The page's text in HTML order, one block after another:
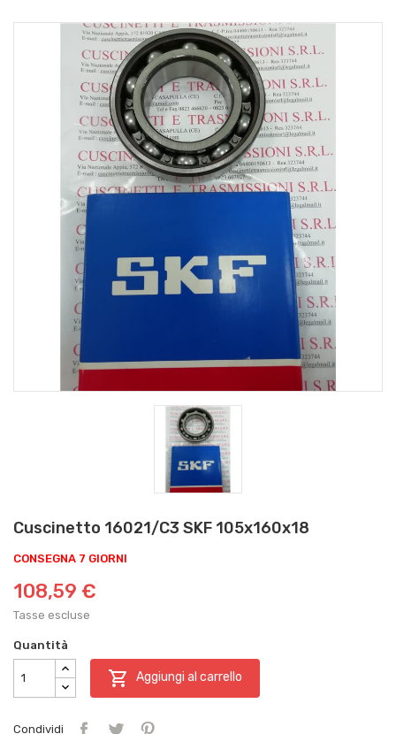
Cuscinetto 16021/C3 SKF 105x160x18
CONSEGNA 7 GIORNI
108,59 €
Tasse escluse
Quantità
 Aggiungi al carrello
Condividi